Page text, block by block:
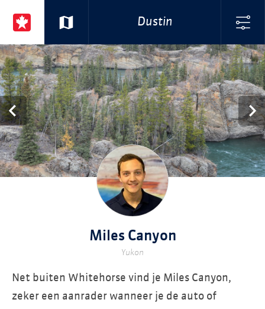
Dustin
Miles Canyon
Yukon
Net buiten Whitehorse vind je Miles Canyon,
zeker een aanrader wanneer je de auto of